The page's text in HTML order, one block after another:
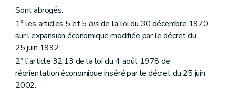
Sont abrogés:
1° les articles 5 et 5 bisde la loi du 30 décembre 1970
sur l'expansion économique modifiée par le décret du
25 juin 1992;
2° l'article 32.13 de la loi du 4 août 1978 de
réorientation économique inséré par le décret du 25 juin
2002.